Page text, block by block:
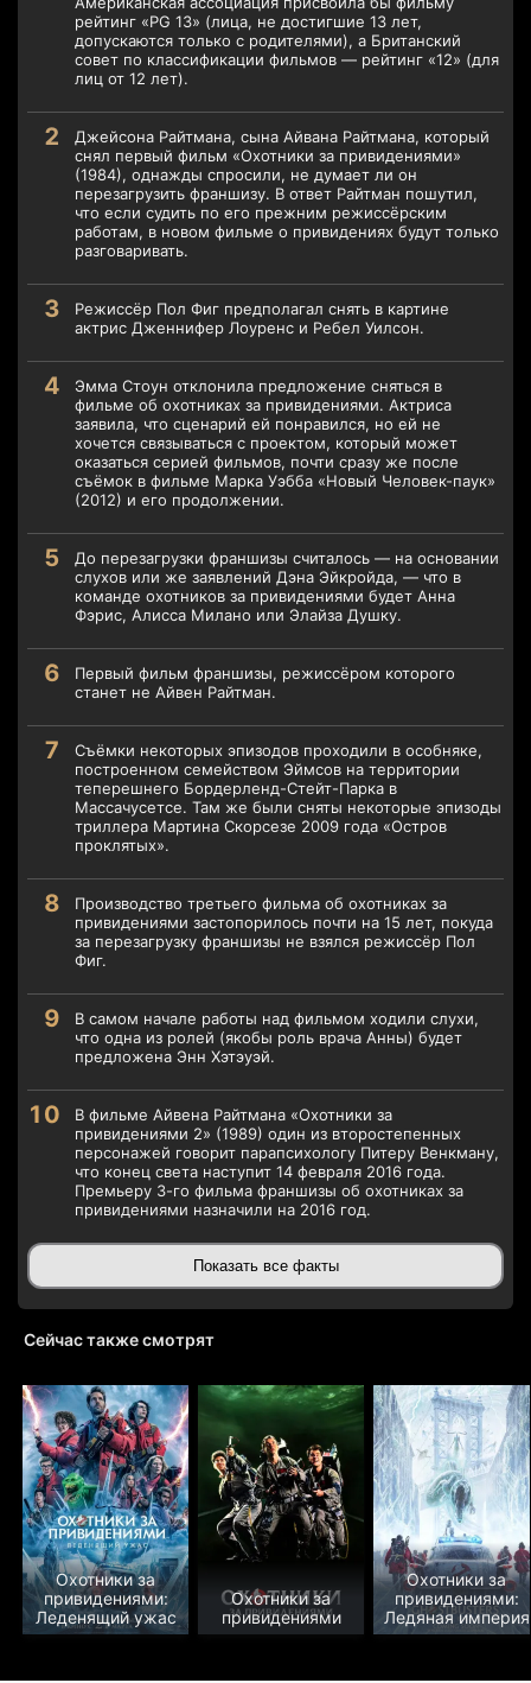
рейтинг «PG 13» (лица, не достигшие 13 лет,
допускаются только с родителями), а Британский
совет по классификации фильмов — рейтинг «12» (для
лиц от 12 лет).
Джейсона Райтмана, сына Айвана Райтмана, который
снял первый фильм «Охотники за привидениями»
(1984), однажды спросили, не думает ли он
перезагрузить франшизу. В ответ Райтман пошутил,
что если судить по его прежним режиссёрским
работам, в новом фильме о привидениях будут только
разговаривать.
Режиссёр Пол Фиг предполагал снять в картине
актрис Дженнифер Лоуренс и Ребел Уилсон.
Эмма Стоун отклонила предложение сняться в
фильме об охотниках за привидениями. Актриса
заявила, что сценарий ей понравился, но ей не
хочется связываться с проектом, который может
оказаться серией фильмов, почти сразу же после
съёмок в фильме Марка Уэбба «Новый Человек-паук»
(2012) и его продолжении.
До перезагрузки франшизы считалось — на основании
слухов или же заявлений Дэна Эйкройда, — что в
команде охотников за привидениями будет Анна
Фэрис, Алисса Милано или Элайза Душку.
Первый фильм франшизы, режиссёром которого
станет не Айвен Райтман.
Съёмки некоторых эпизодов проходили в особняке,
построенном семейством Эймсов на территории
теперешнего Бордерленд-Стейт-Парка в
Массачусетсе. Там же были сняты некоторые эпизоды
триллера Мартина Скорсезе 2009 года «Остров
проклятых».
Производство третьего фильма об охотниках за
привидениями застопорилось почти на 15 лет, покуда
за перезагрузку франшизы не взялся режиссёр Пол
Фиг.
В самом начале работы над фильмом ходили слухи,
что одна из ролей (якобы роль врача Анны) будет
предложена Энн Хэтэуэй.
В фильме Айвена Райтмана «Охотники за
привидениями 2» (1989) один из второстепенных
персонажей говорит парапсихологу Питеру Венкману,
что конец света наступит 14 февраля 2016 года.
Премьеру 3-го фильма франшизы об охотниках за
привидениями назначили на 2016 год.
Показать все факты
Сейчас также смотрят
Охотники за
привидениями:
Леденящий ужас
Охотники за
привидениями
Охотники за
привидениями:
Ледяная империя